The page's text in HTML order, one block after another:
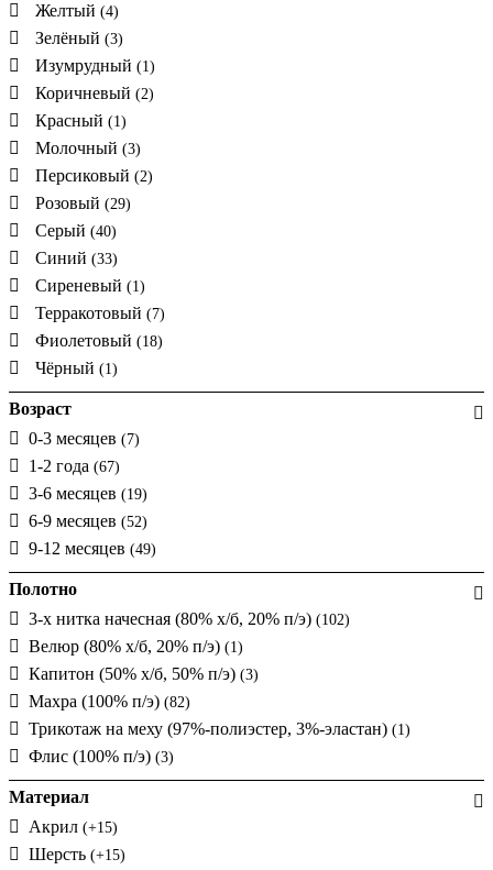
Желтый (4)
Зелёный (3)
Изумрудный (1)
Коричневый (2)
Красный (1)
Молочный (3)
Персиковый (2)
Розовый (29)
Серый (40)
Синий (33)
Сиреневый (1)
Терракотовый (7)
Фиолетовый (18)
Чёрный (1)
Возраст
0-3 месяцев (7)
1-2 года (67)
3-6 месяцев (19)
6-9 месяцев (52)
9-12 месяцев (49)
Полотно
3-х нитка начесная (80% х/б, 20% п/э) (102)
Велюр (80% х/б, 20% п/э) (1)
Капитон (50% х/б, 50% п/э) (3)
Махра (100% п/э) (82)
Трикотаж на меху (97%-полиэстер, 3%-эластан) (1)
Флис (100% п/э) (3)
Материал
Акрил (+15)
Шерсть (+15)